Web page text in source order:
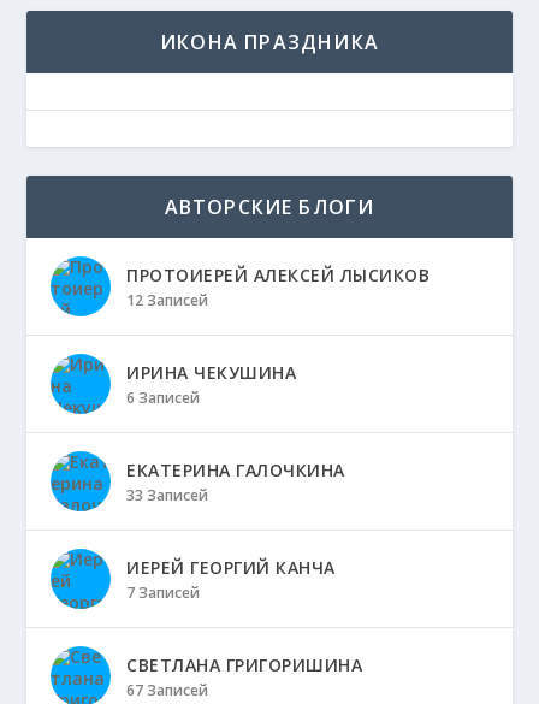
ИКОНА ПРАЗДНИКА
АВТОРСКИЕ БЛОГИ
ПРОТОИЕРЕЙ АЛЕКСЕЙ ЛЫСИКОВ
12 Записей
ИРИНА ЧЕКУШИНА
6 Записей
ЕКАТЕРИНА ГАЛОЧКИНА
33 Записей
ИЕРЕЙ ГЕОРГИЙ КАНЧА
7 Записей
СВЕТЛАНА ГРИГОРИШИНА
67 Записей